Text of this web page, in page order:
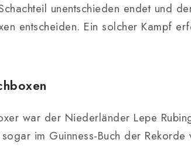
unentschieden endet und
entscheiden. Ein solcher Kampf
war der Niederländer Lepe
im Guinness-Buch der Rekorde